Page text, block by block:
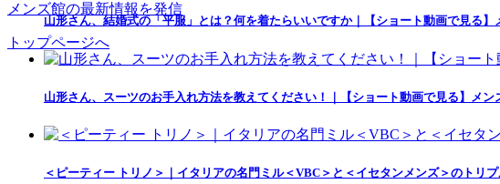
山形さん、結婚式の「平服」とは？何を着たらいいですか｜【ショート動画で見る
山形さん、スーツのお手入れ方法を教えてください！｜【ショート動画で見る】メ
＜ピーティー トリノ＞｜イタリアの名門ミル＜VBC＞と＜イセタンメンズ＞のトリ
メンズ館の最新情報を発信
トップページへ